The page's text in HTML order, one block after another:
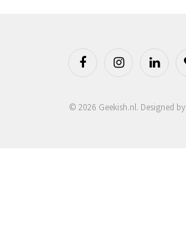
FacebookInstagramLinkedIn
© 2026 Geekish.nl. Designed by